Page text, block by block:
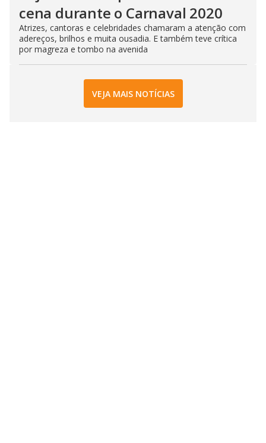
cena durante o Carnaval 2020
Atrizes, cantoras e celebridades chamaram a atenção com
adereços, brilhos e muita ousadia. E também teve crítica
por magreza e tombo na avenida
VEJA MAIS NOTÍCIAS